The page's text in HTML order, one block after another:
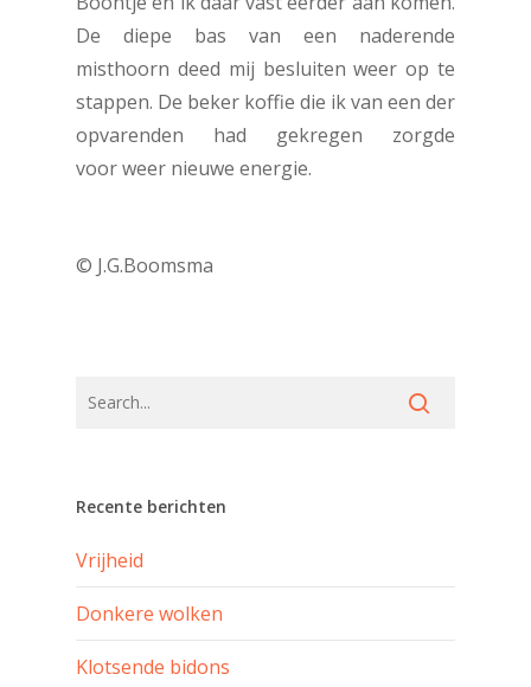
De diepe bas van een naderende
misthoorn deed mij besluiten weer op te
stappen. De beker koffie die ik van een der
opvarenden had gekregen zorgde
voor weer nieuwe energie.
© J.G.Boomsma
Recente berichten
Vrijheid
Donkere wolken
Klotsende bidons